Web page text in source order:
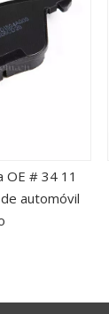
OE # 34 11
automóvil